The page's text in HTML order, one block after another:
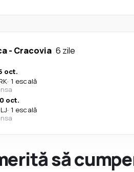
- Cracovia 6 zile
oct.
· 1 escală
oct.
· 1 escală
să